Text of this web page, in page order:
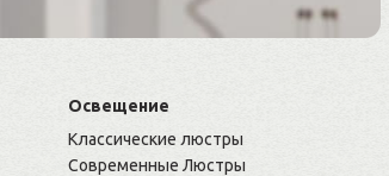
Освещение
Классические люстры
Современные Люстры